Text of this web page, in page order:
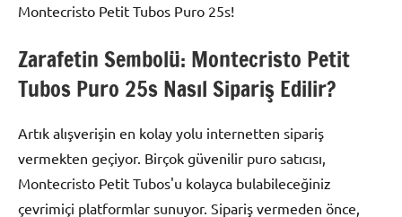
Montecristo Petit Tubos Puro 25s!
Zarafetin Sembolü: Montecristo Petit
Tubos Puro 25s Nasıl Sipariş Edilir?
Artık alışverişin en kolay yolu internetten sipariş
vermekten geçiyor. Birçok güvenilir puro satıcısı,
Montecristo Petit Tubos'u kolayca bulabileceğiniz
çevrimiçi platformlar sunuyor. Sipariş vermeden önce,